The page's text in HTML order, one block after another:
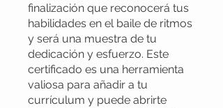
finalización que reconocerá tus
habilidades en el baile de ritmos
y será una muestra de tu
dedicación y esfuerzo. Este
certificado es una herramienta
valiosa para añadir a tu
currículum y puede abrirte